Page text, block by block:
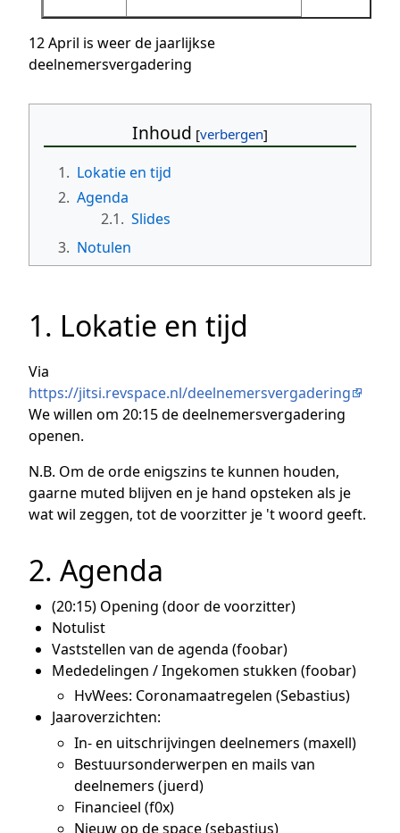
12 April is weer de jaarlijkse
deelnemersvergadering
Inhoud
1. Lokatie en tijd
2. Agenda
2.1. Slides
3. Notulen
1. Lokatie en tijd
Via
https://jitsi.revspace.nl/deelnemersvergadering
We willen om 20:15 de deelnemersvergadering
openen.
N.B. Om de orde enigszins te kunnen houden,
gaarne muted blijven en je hand opsteken als je
wat wil zeggen, tot de voorzitter je 't woord geeft.
2. Agenda
(20:15) Opening (door de voorzitter)
Notulist
Vaststellen van de agenda (foobar)
Mededelingen / Ingekomen stukken (foobar)
HvWees: Coronamaatregelen (Sebastius)
Jaaroverzichten:
In- en uitschrijvingen deelnemers (maxell)
Bestuursonderwerpen en mails van
deelnemers (juerd)
Financieel (f0x)
Nieuw op de space (sebastius)